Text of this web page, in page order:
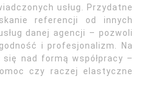
usług. Przydatne
referencji od innych
danej agencji – pozwoli
i profesjonalizm. Na
nad formą współpracy –
czy raczej elastyczne